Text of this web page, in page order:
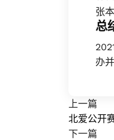
张
总
办
上一篇
北爱公开
下一篇